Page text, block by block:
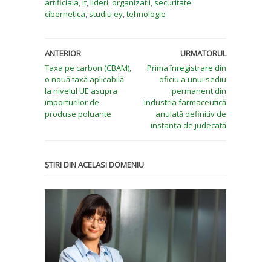
artificiala,it, lideri,organizatii, securitate
cibernetica, studiu ey,tehnologie
ANTERIOR
Taxa pe carbon (CBAM),
o nouă taxă aplicabilă
la nivelul UE asupra
importurilor de
produse poluante
URMATORUL
Prima înregistrare din
oficiu a unui sediu
permanent din
industria farmaceutică
anulată definitiv de
instanța de judecată
ȘTIRI DIN ACELASI DOMENIU